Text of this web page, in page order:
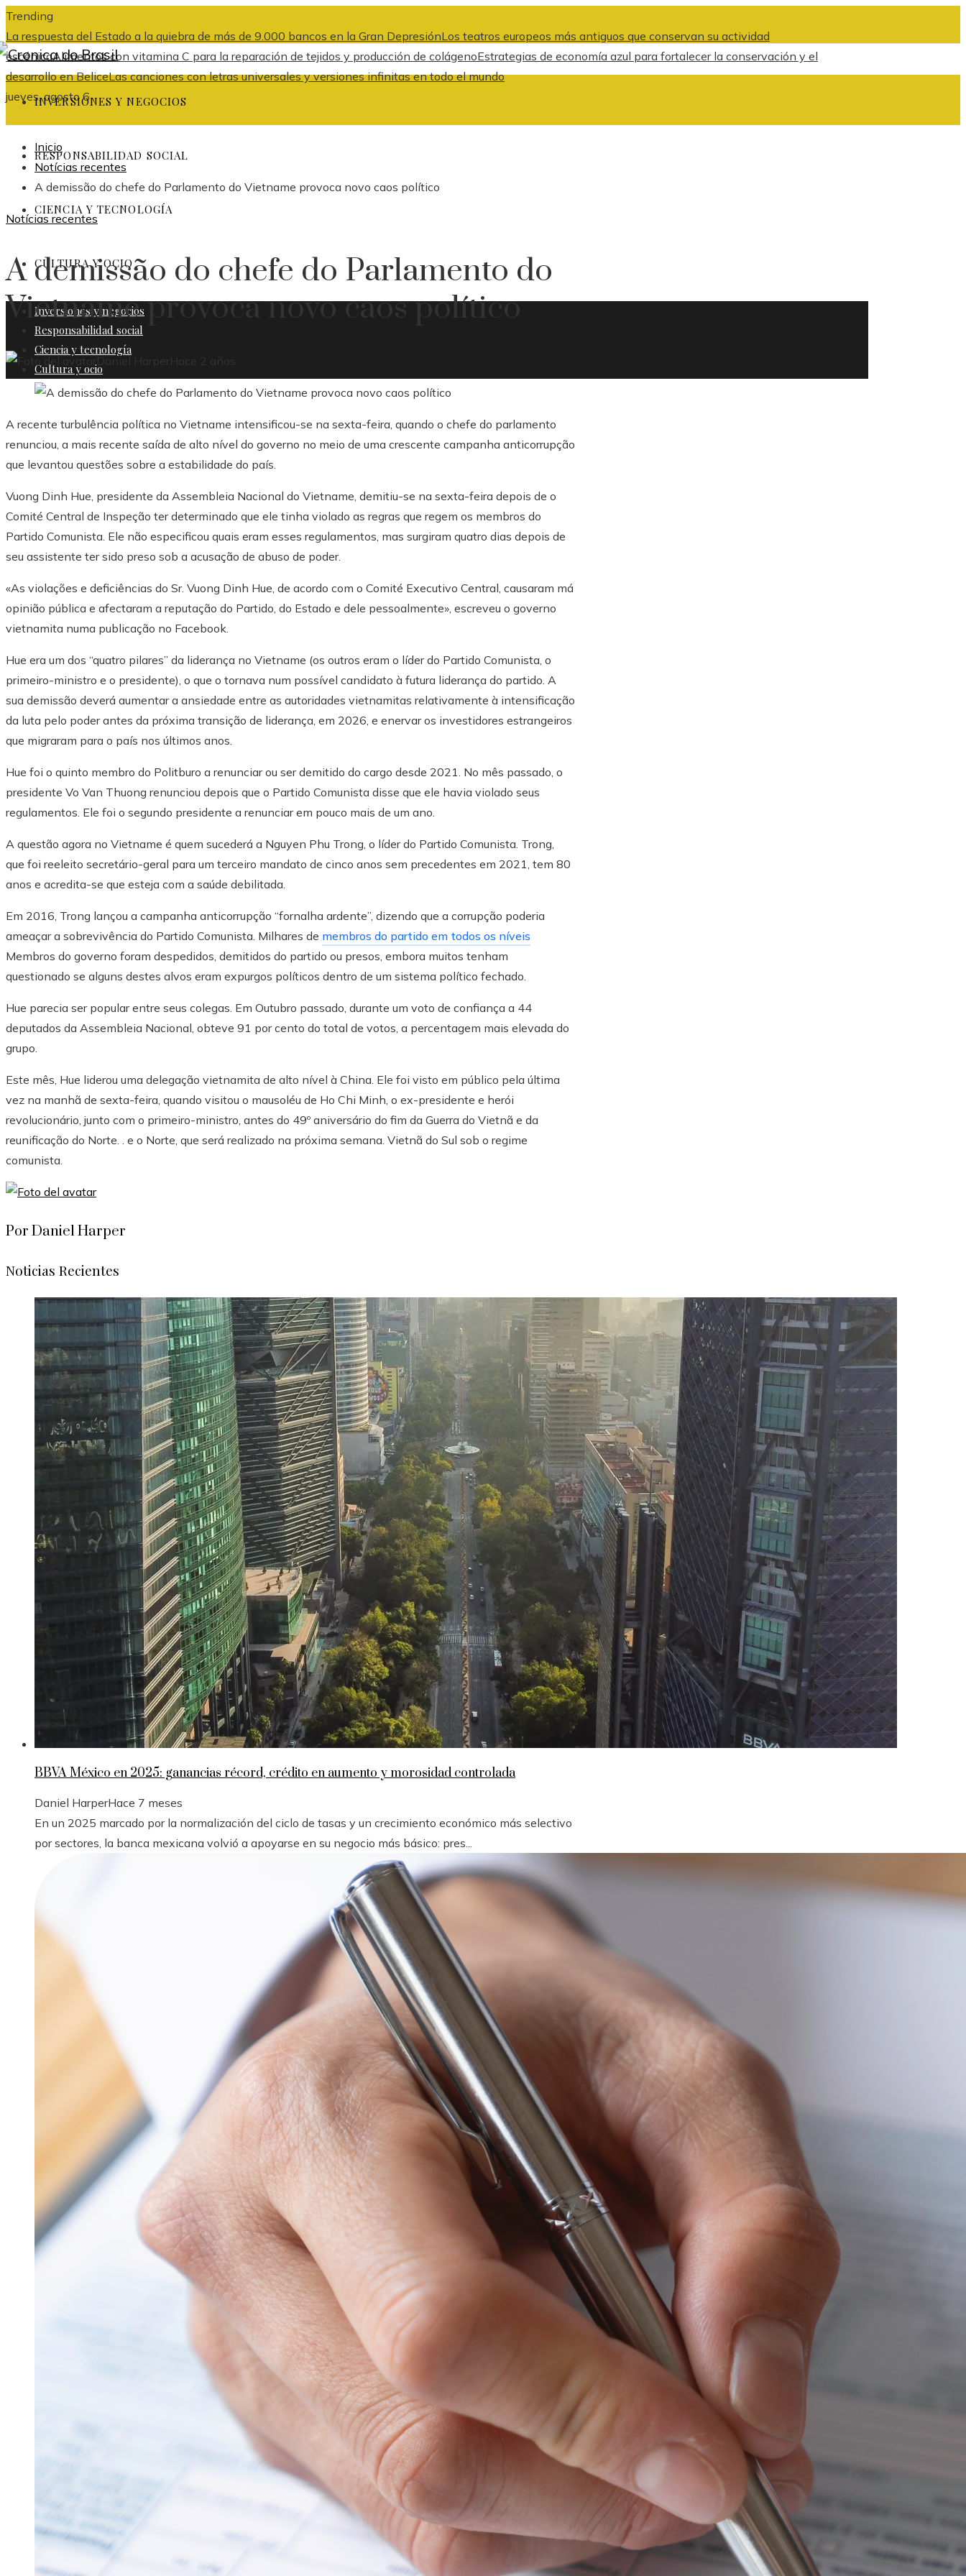
Trending
La respuesta del Estado a la quiebra de más de 9.000 bancos en la Gran DepresiónLos teatros europeos más antiguos que conservan su actividad
escénicaAlimentos con vitamina C para la reparación de tejidos y producción de colágenoEstrategias de economía azul para fortalecer la conservación y el
desarrollo en BeliceLas canciones con letras universales y versiones infinitas en todo el mundo
jueves, agosto 6
INVERSIONES Y NEGOCIOS
RESPONSABILIDAD SOCIAL
CIENCIA Y TECNOLOGÍA
CULTURA Y OCIO
Inversiones y negocios
Responsabilidad social
Ciencia y tecnología
Cultura y ocio
Inicio
Notícias recentes
A demissão do chefe do Parlamento do Vietname provoca novo caos político
Notícias recentes
A demissão do chefe do Parlamento do
Vietname provoca novo caos político
Daniel Harper Hace 2 años
A recente turbulência política no Vietname intensificou-se na sexta-feira, quando o chefe do parlamento
renunciou, a mais recente saída de alto nível do governo no meio de uma crescente campanha anticorrupção
que levantou questões sobre a estabilidade do país.
Vuong Dinh Hue, presidente da Assembleia Nacional do Vietname, demitiu-se na sexta-feira depois de o
Comité Central de Inspeção ter determinado que ele tinha violado as regras que regem os membros do
Partido Comunista. Ele não especificou quais eram esses regulamentos, mas surgiram quatro dias depois de
seu assistente ter sido preso sob a acusação de abuso de poder.
«As violações e deficiências do Sr. Vuong Dinh Hue, de acordo com o Comité Executivo Central, causaram má
opinião pública e afectaram a reputação do Partido, do Estado e dele pessoalmente», escreveu o governo
vietnamita numa publicação no Facebook.
Hue era um dos “quatro pilares” da liderança no Vietname (os outros eram o líder do Partido Comunista, o
primeiro-ministro e o presidente), o que o tornava num possível candidato à futura liderança do partido. A
sua demissão deverá aumentar a ansiedade entre as autoridades vietnamitas relativamente à intensificação
da luta pelo poder antes da próxima transição de liderança, em 2026, e enervar os investidores estrangeiros
que migraram para o país nos últimos anos.
Hue foi o quinto membro do Politburo a renunciar ou ser demitido do cargo desde 2021. No mês passado, o
presidente Vo Van Thuong renunciou depois que o Partido Comunista disse que ele havia violado seus
regulamentos. Ele foi o segundo presidente a renunciar em pouco mais de um ano.
A questão agora no Vietname é quem sucederá a Nguyen Phu Trong, o líder do Partido Comunista. Trong,
que foi reeleito secretário-geral para um terceiro mandato de cinco anos sem precedentes em 2021, tem 80
anos e acredita-se que esteja com a saúde debilitada.
Em 2016, Trong lançou a campanha anticorrupção “fornalha ardente”, dizendo que a corrupção poderia
ameaçar a sobrevivência do Partido Comunista. Milhares de membros do partido em todos os níveis
Membros do governo foram despedidos, demitidos do partido ou presos, embora muitos tenham
questionado se alguns destes alvos eram expurgos políticos dentro de um sistema político fechado.
Hue parecia ser popular entre seus colegas. Em Outubro passado, durante um voto de confiança a 44
deputados da Assembleia Nacional, obteve 91 por cento do total de votos, a percentagem mais elevada do
grupo.
Este mês, Hue liderou uma delegação vietnamita de alto nível à China. Ele foi visto em público pela última
vez na manhã de sexta-feira, quando visitou o mausoléu de Ho Chi Minh, o ex-presidente e herói
revolucionário, junto com o primeiro-ministro, antes do 49º aniversário do fim da Guerra do Vietnã e da
reunificação do Norte. . e o Norte, que será realizado na próxima semana. Vietnã do Sul sob o regime
comunista.
Por Daniel Harper
Noticias Recientes
BBVA México en 2025: ganancias récord, crédito en aumento y morosidad controlada
Daniel HarperHace 7 meses
En un 2025 marcado por la normalización del ciclo de tasas y un crecimiento económico más selectivo
por sectores, la banca mexicana volvió a apoyarse en su negocio más básico: pres...